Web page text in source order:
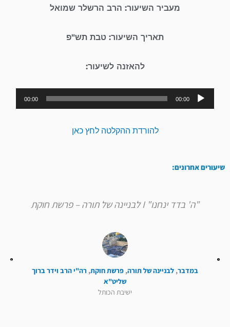
מעביר השיעור: הרב הרשלר שמואל
תאריך השיעור: טבת תש"פ
להאזנה לשיעור:
נגן
אודיו
00:00
00:00
להורדת ההקלטה לחץ כאן
שיעורים אחרונים:
"ה' בדד ינחנו" I לבניינה של תורה – פרשת חוקת
במדבר, לבניינה של תורה, פרשת חוקת, רה"י הרב וידר ברוך
שליט"א
ישיבת הכותל